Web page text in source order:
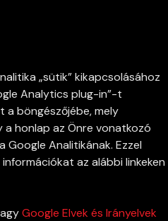
„sütik” kikapcsolásához
Analytics plug-in”-t
böngészőjébe, mely
a honlap az Önre vonatkozó
Google Analitikának. Ezzel
az alábbi linkeken
Google Elvek és Irányelvek